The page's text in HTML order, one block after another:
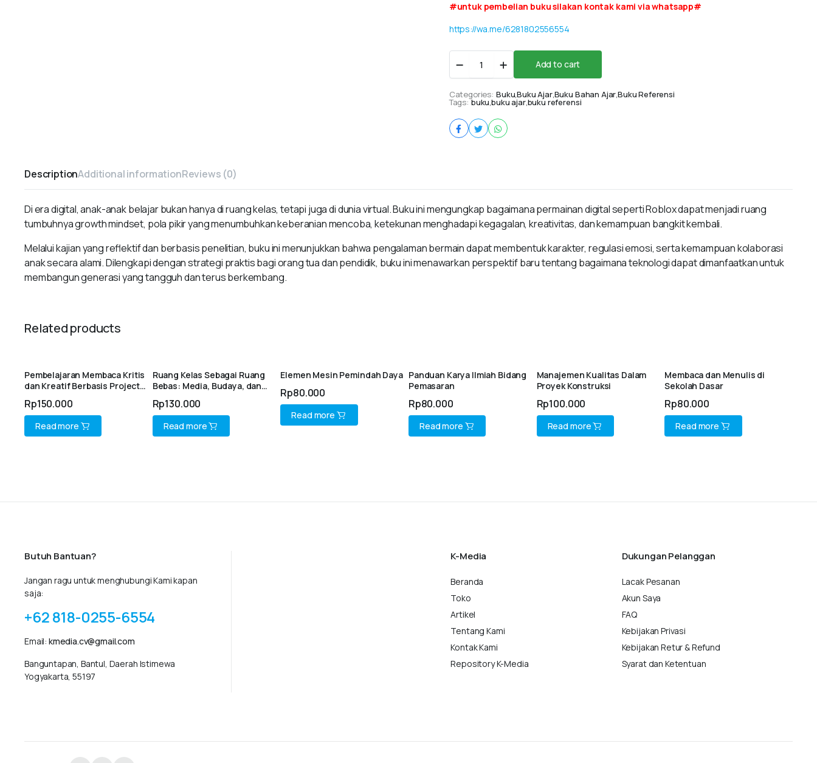
#untuk pembelian buku silakan kontak kami via whatsapp#
https://wa.me/6281802556554
Mindset
dalam
Pendidikan:
Membangun
Tangguh
dari
quantity
Add to cart
Categories: Buku,Buku Ajar,Buku Bahan Ajar,Buku Referensi
Tags: buku,buku ajar,buku referensi
DescriptionAdditional informationReviews (0)
Di era digital, anak-anak belajar bukan hanya di ruang kelas, tetapi juga di dunia virtual. Buku ini mengungkap bagaimana permainan digital seperti Roblox dapat menjadi ruang
tumbuhnya growth mindset, pola pikir yang menumbuhkan keberanian mencoba, ketekunan menghadapi kegagalan, kreativitas, dan kemampuan bangkit kembali.
Melalui kajian yang reflektif dan berbasis penelitian, buku ini menunjukkan bahwa pengalaman bermain dapat membentuk karakter, regulasi emosi, serta kemampuan kolaborasi
anak secara alami. Dilengkapi dengan strategi praktis bagi orang tua dan pendidik, buku ini menawarkan perspektif baru tentang bagaimana teknologi dapat dimanfaatkan untuk
membangun generasi yang tangguh dan terus berkembang.
Related products
Pembelajaran Membaca Kritis
dan Kreatif Berbasis Project
Mahasiswa Pendidikan Bahasa
dan Sastra Indonesia
Rp150.000
Read more
Ruang Kelas Sebagai Ruang
Bebas: Media, Budaya, dan
Pendidikan Abad 21 (sebuah
bunga rampai)
Rp130.000
Read more
Elemen Mesin Pemindah Daya
Rp80.000
Read more
Panduan Karya Ilmiah Bidang
Pemasaran
Rp80.000
Read more
Manajemen Kualitas Dalam
Proyek Konstruksi
Rp100.000
Read more
Membaca dan Menulis di
Sekolah Dasar
Rp80.000
Read more
Butuh Bantuan?
Jangan ragu untuk menghubungi Kami kapan
saja:
+62 818-0255-6554
Email: kmedia.cv@gmail.com
Banguntapan, Bantul, Daerah Istimewa
Yogyakarta, 55197
K-Media
Beranda
Toko
Artikel
Tentang Kami
Kontak Kami
Repository K-Media
Dukungan Pelanggan
Lacak Pesanan
Akun Saya
FAQ
Kebijakan Privasi
Kebijakan Retur & Refund
Syarat dan Ketentuan